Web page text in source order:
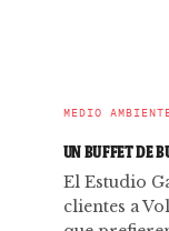
MEDIO
UN BUFFET DE
El Estudio
clientes a